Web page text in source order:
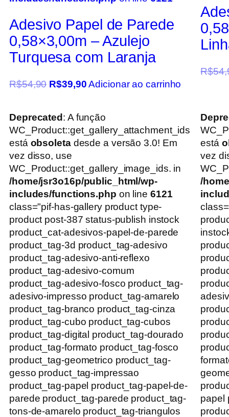
Adesivo Papel de Parede
0,58×3,00m – Azulejo
Turquesa com Laranja
R$54,90 R$39,90 Adicionar ao carrinho
R$
Deprecated : A função
WC_Product::get_gallery_attachment_ids
está obsoletadesde a versão 3.0! Em
vez disso, use
WC_Product::get_gallery_image_ids. in
/home/jsr3o16p/public_html/wp-
includes/functions.php on line 6121
class="pif-has-gallery product type-
product post-387 status-publish instock
product_cat-adesivos-papel-de-parede
product_tag-3d product_tag-adesivo
product_tag-adesivo-anti-reflexo
product_tag-adesivo-comum
product_tag-adesivo-fosco product_tag-
adesivo-impresso product_tag-amarelo
product_tag-branco product_tag-cinza
product_tag-cubo product_tag-cubos
product_tag-digital product_tag-dourado
product_tag-formato product_tag-fosco
product_tag-geometrico product_tag-
gesso product_tag-impressao
product_tag-papel product_tag-papel-de-
parede product_tag-parede product_tag-
tons-de-amarelo product_tag-triangulos
está
vez
/
papel